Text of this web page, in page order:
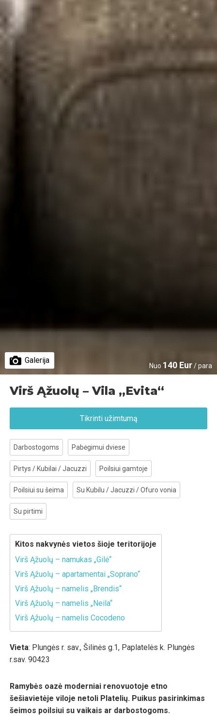
Galerija
Nuo 140 Eur/ para
Virš Ąžuolų – Vila „Evita“
Tikrinti užimtumą
Darbostogoms Pabėgimui dviese
Pirtys / Kubilai / Jacuzzi Poilsiui gamtoje
Poilsiui su šeima Su Kubilu / Jacuzzi / Ofuro vonia
Su pirtimi
Kitos nakvynės vietos šioje teritorijoje
Virš Ąžuolų – namukas „Gilė“
Virš Ąžuolų – apartamentai „Soprano“
Virš Ąžuolų – namelis „Brendis“
Virš Ąžuolų – namelis „Neila“
Virš Ąžuolų – namelis Cocodeno
Vieta: Plungės r. sav., Šilinės g.1, Paplatelės k. Plungės
r.sav. 90423
Ramybės oazė moderniai renovuotoje etno
šešiavietėje viloje netoli Platelių. Puikus pasirinkimas
šeimos poilsiui su vaikais ar darbostogoms.